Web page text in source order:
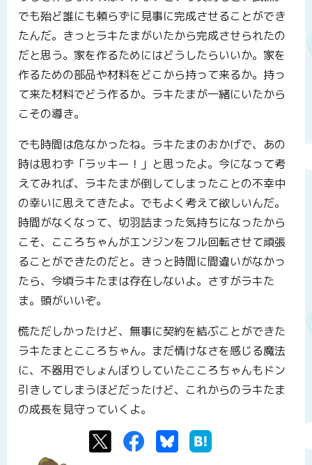
でも殆ど誰にも頼らずに見事に完成させることができ
たんだ。きっとラキたまがいたから完成させられたの
だと思う。家を作るためにはどうしたらいいか。家を
作るための部品や材料をどこから持って来るか。持っ
て来た材料でどう作るか。ラキたまが一緒にいたから
こその導き。
でも時間は危なかったね。ラキたまのおかげで、あの
時は思わず「ラッキー！」と思ったよ。今になって考
えてみれば、ラキたまが倒してしまったことの不幸中
の幸いに思えてきたよ。でもよく考えて欲しいんだ。
時間がなくなって、切羽詰まった気持ちになったから
こそ、こころちゃんがエンジンをフル回転させて頑張
ることができたのだと。きっと時間に間違いがなかっ
たら、今頃ラキたまは存在しないよ。さすがラキた
ま。頭がいいぞ。
慌ただしかったけど、無事に契約を結ぶことができた
ラキたまとこころちゃん。まだ情けなさを感じる魔法
に、不器用でしょんぼりしていたこころちゃんもドン
引きしてしまうほどだったけど、これからのラキたま
の成長を見守っていくよ。
TwitterFacebookBluesky